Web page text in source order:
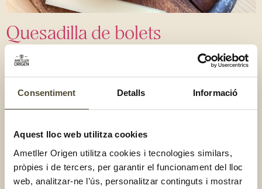
Consentiment Detalls Informació
Aquest lloc web utilitza cookies
Ametller Origen utilitza cookies i tecnologies similars,
pròpies i de tercers, per garantir el funcionament del lloc
web, analitzar-ne l’ús, personalitzar continguts i mostrar
Quesadilla de bolets